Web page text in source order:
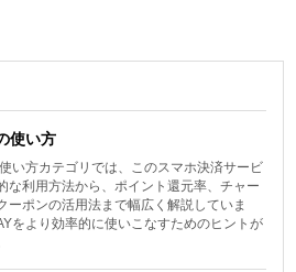
使い方
い方カテゴリでは、このスマホ決済サービ
な利用方法から、ポイント還元率、チャー
ーポンの活用法まで幅広く解説していま
をより効率的に使いこなすためのヒントが